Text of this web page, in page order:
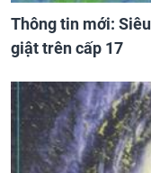
Thông tin mới:
giật trên cấp 17